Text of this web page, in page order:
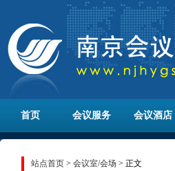
首页 会议服务 会议酒店
站点首页 > 会议室/会场 > 正文